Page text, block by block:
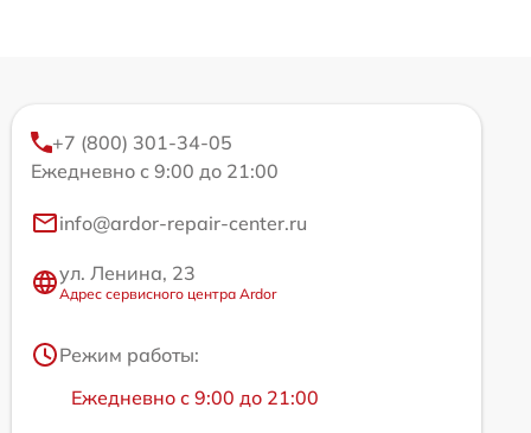
+7 (800) 301-34-05
Ежедневно с 9:00 до 21:00
info@ardor-repair-center.ru
ул. Ленина, 23
Адрес сервисного центра Ardor
Режим работы:
Ежедневно с 9:00 до 21:00